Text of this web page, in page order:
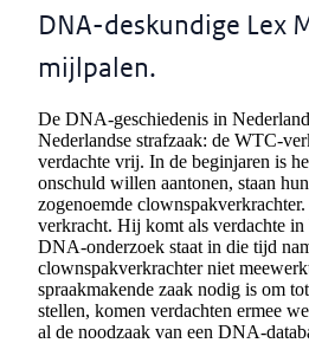
DNA-deskundige Lex
mijlpalen.
De DNA-geschiedenis in
Nederlandse strafzaak: de WTC-
verdachte vrij. In de beginjaren is
onschuld willen aantonen, staan
zogenoemde
verkracht. Hij komt als verdachte
DNA-onderzoek staat in die tijd
clownspakverkrachter niet
spraakmakende zaak nodig is om
stellen, komen verdachten ermee
al de noodzaak van een DNA-